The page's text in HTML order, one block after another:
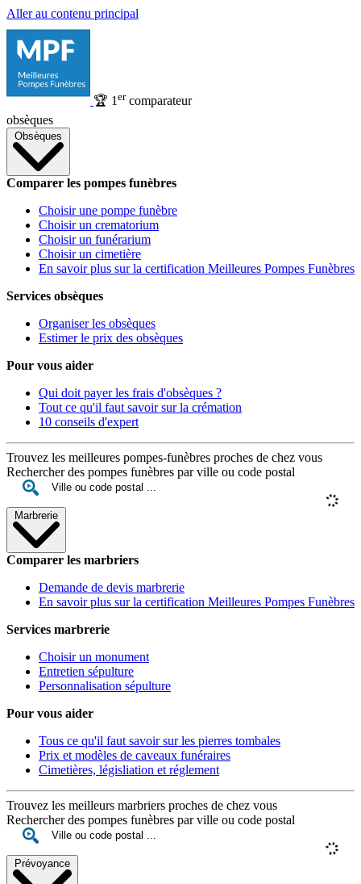
Aller au contenu principal
🏆 1 ercomparateur
obsèques
Obsèques
Comparer les pompes funèbres
Choisir une pompe funèbre
Choisir un crematorium
Choisir un funérarium
Choisir un cimetière
En savoir plus sur la certification Meilleures Pompes Funèbres
Services obsèques
Organiser les obsèques
Estimer le prix des obsèques
Pour vous aider
Qui doit payer les frais d'obsèques ?
Tout ce qu'il faut savoir sur la crémation
10 conseils d'expert
Trouvez les meilleures pompes-funèbres proches de chez vous
Rechercher des pompes funèbres par ville ou code postal
Marbrerie
Comparer les marbriers
Demande de devis marbrerie
En savoir plus sur la certification Meilleures Pompes Funèbres
Services marbrerie
Choisir un monument
Entretien sépulture
Personnalisation sépulture
Pour vous aider
Tous ce qu'il faut savoir sur les pierres tombales
Prix et modèles de caveaux funéraires
Cimetières, législiation et réglement
Trouvez les meilleurs marbriers proches de chez vous
Rechercher des pompes funèbres par ville ou code postal
Prévoyance